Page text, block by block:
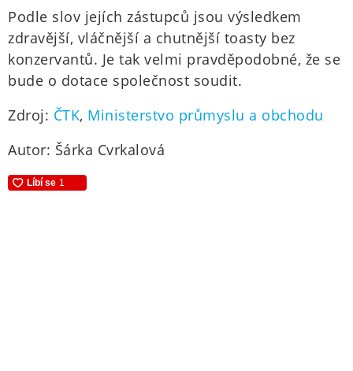
Podle slov jejích zástupců jsou výsledkem
zdravější, vláčnější a chutnější toasty bez
konzervantů. Je tak velmi pravděpodobné, že se
bude o dotace společnost soudit.
Zdroj: ČTK, Ministerstvo průmyslu a obchodu
Autor: Šárka Cvrkalová